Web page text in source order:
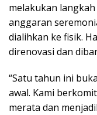
melakukan
anggaran
dialihkan ke fisik.
direnovasi dan
“Satu tahun ini
awal. Kami
merata dan